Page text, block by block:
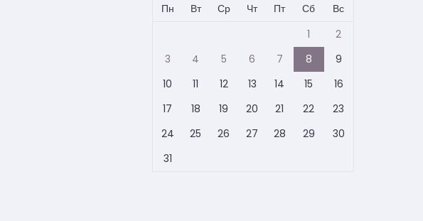
Пн
Вт Ср Чт Пт Сб
Вс
1
2
3
4 5 6 7 8
9
10
11 12 13 14 15
16
17
18 19 20 21 22
23
24
25 26 27 28 29
30
31